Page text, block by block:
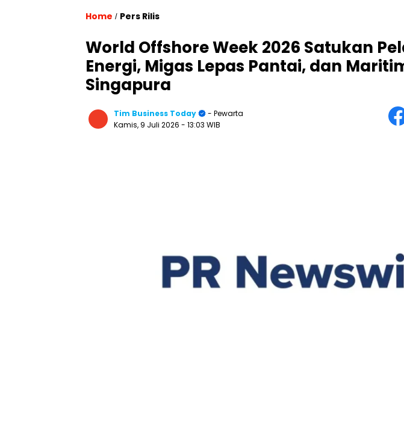
Home / Pers Rilis
World Offshore Week 2026 Satukan
Energi, Migas Lepas Pantai, dan
Singapura
Tim Business Today
- Pewarta
Kamis, 9 Juli 2026 - 13:03 WIB